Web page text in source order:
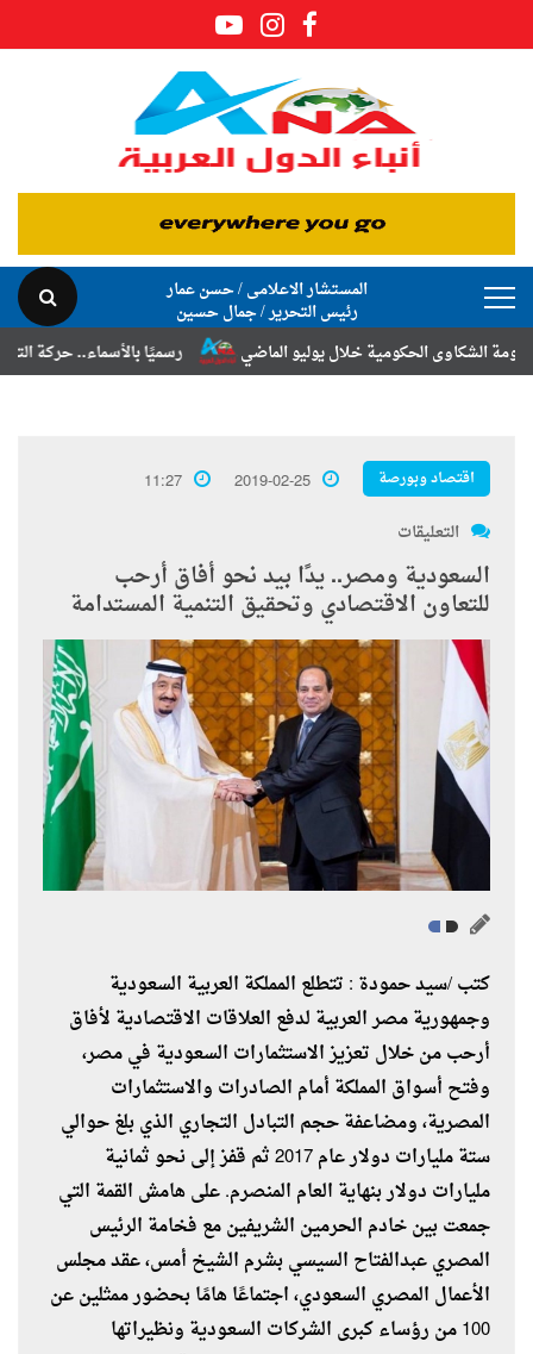
المستشار الاعلامى / حسن عمار
رئيس التحرير / جمال حسين
رسميًا بالأسماء.. حركة الترقيات
الحكومية خلال يوليو الماضي
اقتصاد وبورصة 2019-02-25
11:27
التعليقات
السعودية ومصر.. يدًا بيد نحو أفاق أرحب
للتعاون الاقتصادي وتحقيق التنمية المستدامة
كتب /سيد حمودة : تتطلع المملكة العربية السعودية
وجمهورية مصر العربية لدفع العلاقات الاقتصادية لأفاق
أرحب من خلال تعزيز الاستثمارات السعودية في مصر،
وفتح أسواق المملكة أمام الصادرات والاستثمارات
المصرية، ومضاعفة حجم التبادل التجاري الذي بلغ حوالي
ستة مليارات دولار عام 2017 ثم قفز إلى نحو ثمانية
مليارات دولار بنهاية العام المنصرم. على هامش القمة التي
جمعت بين خادم الحرمين الشريفين مع فخامة الرئيس
المصري عبدالفتاح السيسي بشرم الشيخ أمس، عقد مجلس
الأعمال المصري السعودي، اجتماعًا هامًا بحضور ممثلين عن
100 من رؤساء كبرى الشركات السعودية ونظيراتها